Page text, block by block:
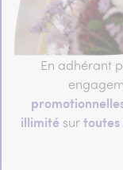
En adhérant
illimité surtoutes